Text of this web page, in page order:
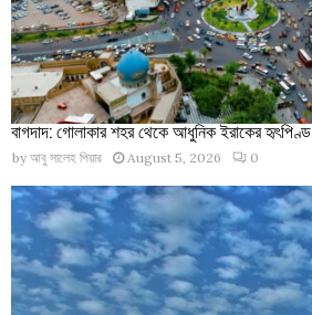
বাগদাদ: গোলাকার শহর থেকে আধুনিক ইরাকের হৃৎপিণ্ড
by আবু সালেহ পিয়ার August 5, 2026 0